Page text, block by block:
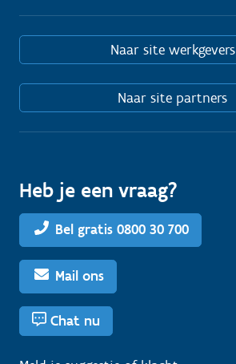
Naar site werkgevers
Naar site partners
Heb je een vraag?
Bel gratis 0800 30 700
Mail ons
Chat nu